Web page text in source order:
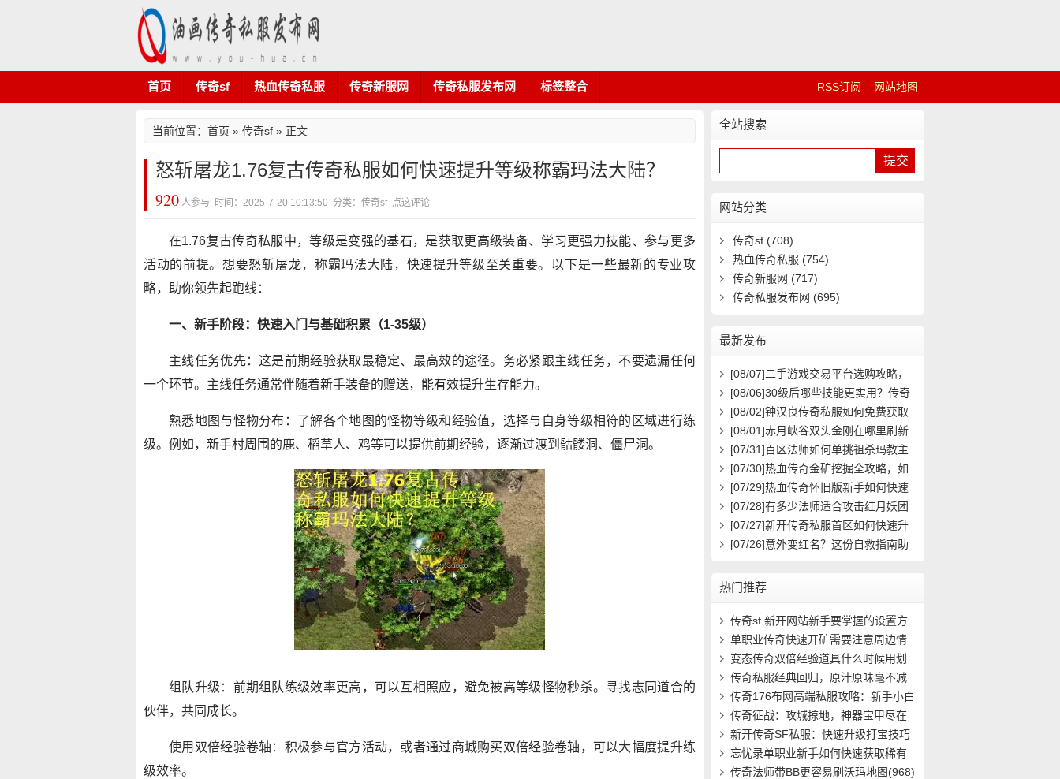
首页 传奇sf 热血传奇私服 传奇新服网 传奇私服发布网 标签整合 RSS订阅 网站地图
当前位置： 首页 » 传奇sf » 正文
怒斩屠龙1.76复古传奇私服如何快速提升等级称霸玛法大陆？
920 人参与 时间：2025-7-20 10:13:50 分类：传奇sf 点这评论
在1.76复古传奇私服中，等级是变强的基石，是获取更高级装备、学习更强力技能、参与更多
活动的前提。想要怒斩屠龙，称霸玛法大陆，快速提升等级至关重要。以下是一些最新的专业攻
略，助你领先起跑线：
一、新手阶段：快速入门与基础积累（1-35级）
主线任务优先：这是前期经验获取最稳定、最高效的途径。务必紧跟主线任务，不要遗漏任何
一个环节。主线任务通常伴随着新手装备的赠送，能有效提升生存能力。
熟悉地图与怪物分布：了解各个地图的怪物等级和经验值，选择与自身等级相符的区域进行练
级。例如，新手村周围的鹿、稻草人、鸡等可以提供前期经验，逐渐过渡到骷髅洞、僵尸洞。
组队升级：前期组队练级效率更高，可以互相照应，避免被高等级怪物秒杀。寻找志同道合的
伙伴，共同成长。
使用双倍经验卷轴：积极参与官方活动，或者通过商城购买双倍经验卷轴，可以大幅度提升练
级效率。
全站搜索
网站分类
传奇sf (708)
热血传奇私服 (754)
传奇新服网 (717)
传奇私服发布网 (695)
最新发布
[08/07]二手游戏交易平台选购攻略，
如何避免踩雷？
[08/06]30级后哪些技能更实用？传奇
玩家必看攻略
[08/02]钟汉良传奇私服如何免费获取
高级装备与快速升级攻略？
[08/01]赤月峡谷双头金刚在哪里刷新
具体位置坐标是什么？
[07/31]百区法师如何单挑祖杀玛教主
求高效打法？
[07/30]热血传奇金矿挖掘全攻略，如
何高效挖矿？
[07/29]热血传奇怀旧版新手如何快速
起步？前期必做任务与升级技巧有哪
些？
[07/28]有多少法师适合攻击红月妖团
队？
[07/27]新开传奇私服首区如何快速升
级？装备获取攻略有哪些？
[07/26]意外变红名？这份自救指南助
热门推荐
传奇sf 新开网站新手要掌握的设置方
法(10)
单职业传奇快速开矿需要注意周边情
况(10)
变态传奇双倍经验道具什么时候用划
算(14)
传奇私服经典回归，原汁原味毫不减
价！- (14)
传奇176布网高端私服攻略：新手小白
速成(4816)
传奇征战：攻城掠地，神器宝甲尽在
掌握(401)
新开传奇SF私服：快速升级打宝技巧
有哪些(912)
忘忧录单职业新手如何快速获取稀有
装备并提(661)
传奇法师带BB更容易刷沃玛地图(968)